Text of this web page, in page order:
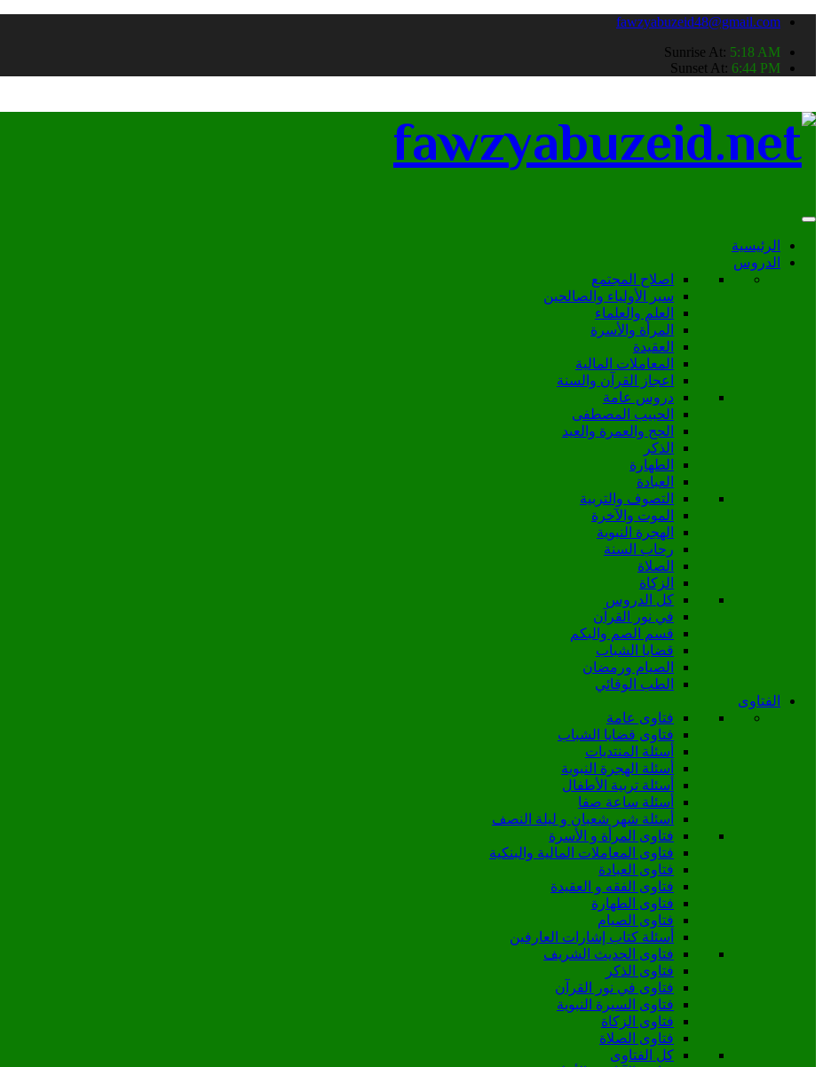
fawzyabuzeid48@gmail.com
Sunrise At: 5:18 AM
Sunset At: 6:44 PM
الرئيسية
الدروس
اصلاح المجتمع
سير الأولياء والصالحين
العلم والعلماء
المرأة والأسرة
العقيدة
المعاملات المالية
اعجاز القرآن والسنة
دروس عامة
الحبيب المصطفى
الحج والعمرة والعيد
الذكر
الطهارة
العبادة
التصوف والتربية
الموت والآخرة
الهجرة النبوية
رحاب السنة
الصلاة
الزكاة
كل الدروس
في نور القرآن
قسم الصم والبكم
قضايا الشباب
الصيام ورمضان
الطب الوقائي
الفتاوى
فتاوى عامة
فتاوى قضايا الشباب
أسئلة المنتديات
أسئلة الهجرة النبوية
أسئلة تربية الأطفال
أسئلة ساعة صفا
أسئلة شهر شعبان و ليلة النصف
فتاوى المرأة و الأسرة
فتاوى المعاملات المالية والبنكية
فتاوى العبادة
فتاوى الفقه و العقيدة
فتاوى الطهارة
فتاوى الصيام
أسئلة كتاب إشارات العارفين
فتاوى الحديث الشريف
فتاوى الذكر
فتاوى في نور القرآن
فتاوى السيرة النبوية
فتاوى الزكاة
فتاوى الصلاة
كل الفتاوى